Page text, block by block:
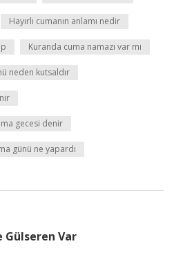
Hayırlı cumanın anlamı nedir
Kuranda cuma namazı var mı
neden kutsaldır
gecesi denir
günü ne yapardı
Gülseren Var